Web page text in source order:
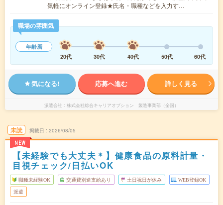
気軽にオンライン登録★氏名・職種などを入力す…
職場の雰囲気
年齢層
20代
30代 40代 50代 60代
気になる! 応募へ進む 詳しく見る
派遣会社 株式会社綜合キャリアオプション 製造事業部（全国）
未読
NEW
掲載日 2026/08/05
【未経験でも大丈夫＊】健康食品の原料計量・
目視チェック/日払いOK
職種未経験OK 交通費別途支給あり 土日祝日が休み WEB登録OK
派遣